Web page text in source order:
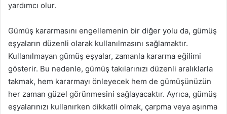
yardımcı olur.
Gümüş kararmasını engellemenin bir diğer yolu da, gümüş
eşyaların düzenli olarak kullanılmasını sağlamaktır.
Kullanılmayan gümüş eşyalar, zamanla kararma eğilimi
gösterir. Bu nedenle, gümüş takılarınızı düzenli aralıklarla
takmak, hem kararmayı önleyecek hem de gümüşünüzün
her zaman güzel görünmesini sağlayacaktır. Ayrıca, gümüş
eşyalarınızı kullanırken dikkatli olmak, çarpma veya aşınma